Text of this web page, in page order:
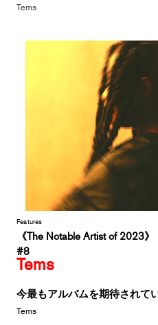
Tems
Features
《The Notable Artist of 2023》
#8
Tems
今最もアルバムを期待されて
Tems